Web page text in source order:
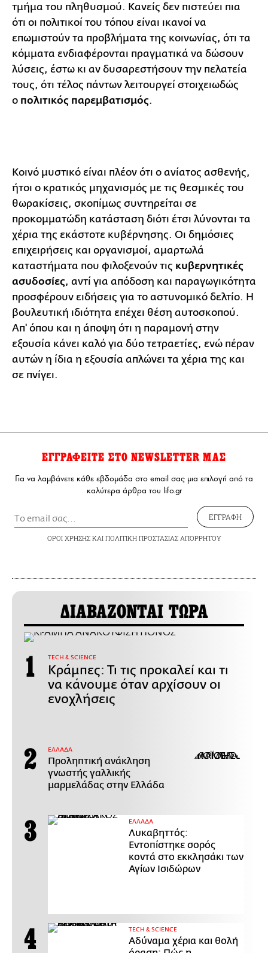
τμήμα του πληθυσμού. Κανείς δεν πιστεύει πια
ότι οι πολιτικοί του τόπου είναι ικανοί να
επωμιστούν τα προβλήματα της κοινωνίας, ότι τα
κόμματα ενδιαφέρονται πραγματικά να δώσουν
λύσεις, έστω κι αν δυσαρεστήσουν την πελατεία
τους, ότι τέλος πάντων λειτουργεί στοιχειωδώς
ο πολιτικός παρεμβατισμός.
Κοινό μυστικό είναι πλέον ότι ο ανίατος ασθενής,
ήτοι ο κρατικός μηχανισμός με τις θεσμικές του
θωρακίσεις, σκοπίμως συντηρείται σε
προκομματώδη κατάσταση διότι έτσι λύνονται τα
χέρια της εκάστοτε κυβέρνησης. Οι δημόσιες
επιχειρήσεις και οργανισμοί, αμαρτωλά
καταστήματα που φιλοξενούν τις κυβερνητικές
ασυδοσίες, αντί για απόδοση και παραγωγικότητα
προσφέρουν ειδήσεις για το αστυνομικό δελτίο. Η
βουλευτική ιδιότητα επέχει θέση αυτοσκοπού.
Απ' όπου και η άποψη ότι η παραμονή στην
εξουσία κάνει καλό για δύο τετραετίες, ενώ πέραν
αυτών η ίδια η εξουσία απλώνει τα χέρια της και
σε πνίγει.
ΕΓΓΡΑΦΕΙΤΕ ΣΤΟ NEWSLETTER ΜΑΣ
Για να λαμβάνετε κάθε εβδομάδα στο email σας μια επιλογή από τα
καλύτερα άρθρα του lifo.gr
ΕΓΓΡΑΦΗ
ΟΡΟΙ ΧΡΗΣΗΣΚΑΙ ΠΟΛΙΤΙΚΗ ΠΡΟΣΤΑΣΙΑΣ ΑΠΟΡΡΗΤΟΥ
ΔΙΑΒΑΖΟΝΤΑΙ ΤΩΡΑ
ΤECH & SCIENCE
Κράμπες: Τι τις προκαλεί και τι
να κάνουμε όταν αρχίσουν οι
ενοχλήσεις
ΕΛΛΑΔΑ
Προληπτική ανάκληση
γνωστής γαλλικής
μαρμελάδας στην Ελλάδα
ΕΛΛΑΔΑ
Λυκαβηττός:
Εντοπίστηκε σορός
κοντά στο εκκλησάκι των
Αγίων Ισιδώρων
ΤECH & SCIENCE
Αδύναμα χέρια και θολή